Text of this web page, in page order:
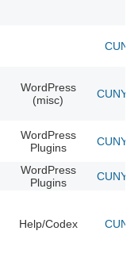
WordPress
(misc)
CUNY
WordPress
Plugins
CUNY
WordPress
Plugins
CUNY
Help/Codex